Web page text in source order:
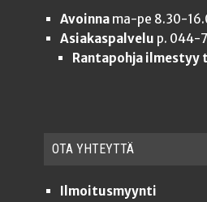
Avoinnama-pe 8.30-
Asiakaspalvelu p. 044-
Rantapohja ilmestyy
OTA YHTEYT­TÄ
Ilmoitusmyynti